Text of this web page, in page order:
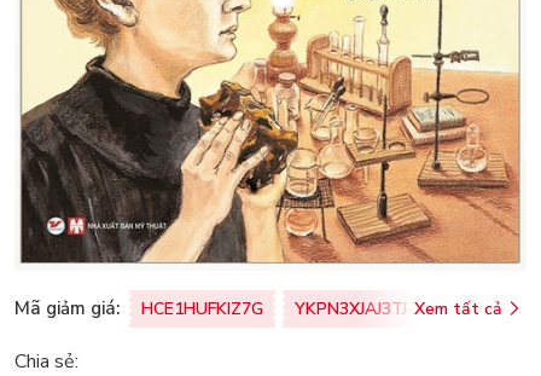
Mã giảm giá: HCE1HUFKIZ7G YKPN3XJAJ3TJ Xem tất cả
Chia sẻ: